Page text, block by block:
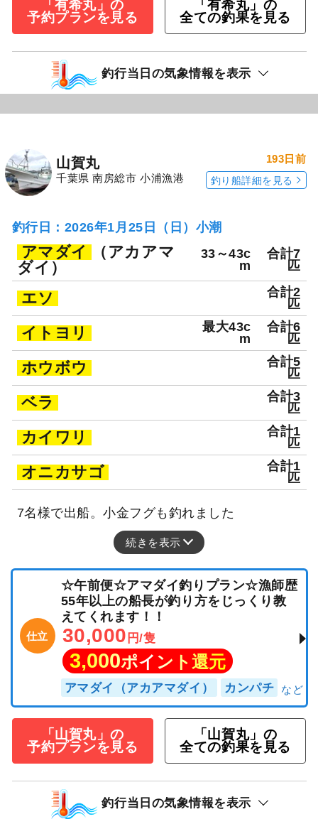
「有希丸」の
予約プランを見る
「有希丸」の
全ての釣果を見る
釣行当日の気象情報を表示
山賀丸
千葉県 南房総市 小浦漁港
193日前
釣り船詳細を見る
釣行日：2026年1月25日（日）小潮
アマダイ
（アカアマ
ダイ）
33～43c
m
合計7
匹
エソ
合計2
匹
イトヨリ
最大43c
m
合計6
匹
ホウボウ
合計5
匹
ベラ
合計3
匹
カイワリ
合計1
匹
オニカサゴ
合計1
匹
7名様で出船。小金フグも釣れました
続きを表示
仕立
☆午前便☆アマダイ釣りプラン☆漁師歴
55年以上の船長が釣り方をじっくり教
えてくれます！！
30,000 円/隻
3,000ポイント還元
アマダイ（アカアマダイ） カンパチ
「山賀丸」の
予約プランを見る
「山賀丸」の
全ての釣果を見る
釣行当日の気象情報を表示